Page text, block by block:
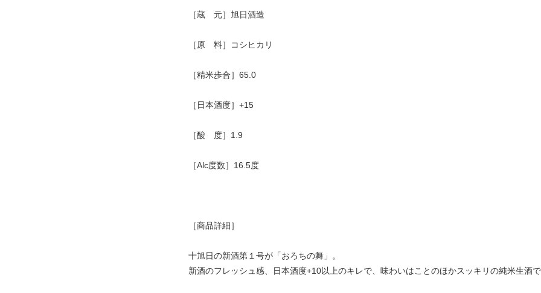
［蔵 元］旭日酒造
［原 料］コシヒカリ
［精米歩合］65.0
［日本酒度］+15
［酸 度］1.9
［Alc度数］16.5度
［商品詳細］
十旭日の新酒第１号が「おろちの舞」。
新酒のフレッシュ感、日本酒度+10以上のキレで、味わいはことのほかスッキリの純米生酒